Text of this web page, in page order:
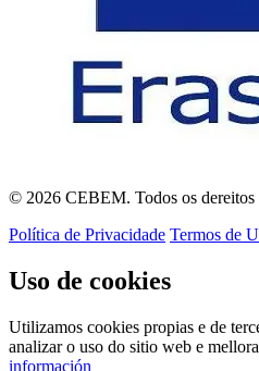
© 2026 CEBEM. Todos os dereitos
Política de Privacidade Termos de
Uso de cookies
Utilizamos cookies propias e de
analizar o uso do sitio web e
información